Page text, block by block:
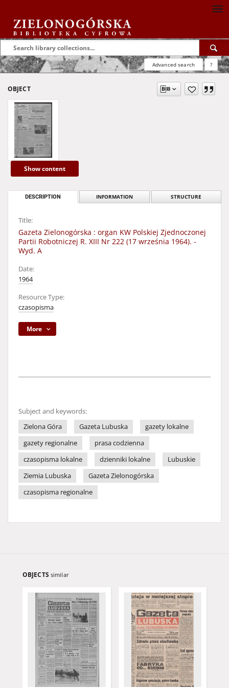
Advanced search ?
OBJECT
Show content
DESCRIPTION INFORMATION STRUCTURE
Title:
Gazeta Zielonogórska : organ KW Polskiej Zjednoczonej
Partii Robotniczej R. XIII Nr 222 (17 września 1964). -
Wyd. A
Date:
1964
Resource Type:
czasopisma
More
Subject and keywords:
Zielona Góra
Gazeta Lubuska
gazety lokalne
gazety regionalne
prasa codzienna
czasopisma lokalne
dzienniki lokalne
Lubuskie
Ziemia Lubuska
Gazeta Zielonogórska
czasopisma regionalne
OBJECTS similar